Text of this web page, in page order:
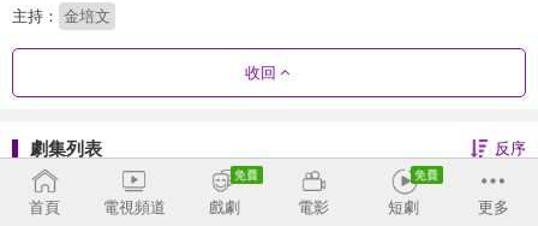
主持： 金培文
收回
劇集列表 反序
2020
首頁 電視頻道 戲劇 電影 短劇 更多